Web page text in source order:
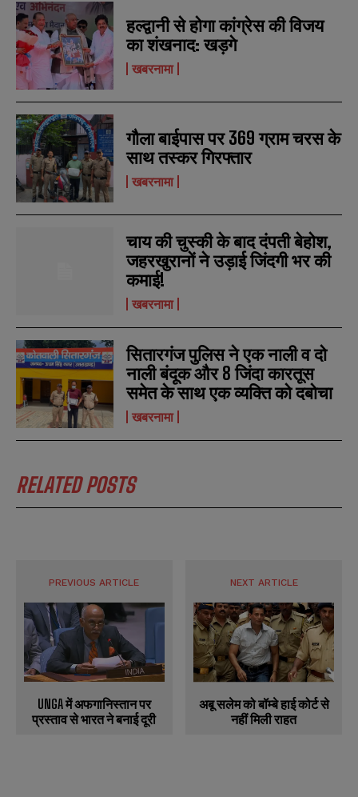
हल्द्वानी से होगा कांग्रेस की विजय
का शंखनाद: खड़गे
खबरनामा
गौला बाईपास पर 369 ग्राम चरस के
साथ तस्कर गिरफ्तार
खबरनामा
चाय की चुस्की के बाद दंपती बेहोश,
जहरखुरानों ने उड़ाई जिंदगी भर की
कमाई!
खबरनामा
सितारगंज पुलिस ने एक नाली व दो
नाली बंदूक और 8 जिंदा कारतूस
समेत के साथ एक व्यक्ति को दबोचा
खबरनामा
RELATED POSTS
PREVIOUS ARTICLE
UNGA में अफगानिस्तान पर
प्रस्ताव से भारत ने बनाई दूरी
NEXT ARTICLE
अबू सलेम को बॉम्बे हाई कोर्ट से
नहीं मिली राहत